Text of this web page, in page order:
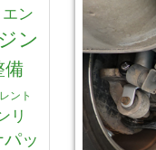
エン
ン
備
ント
リ
ッ